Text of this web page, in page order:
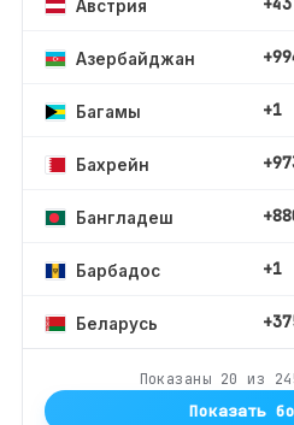
Австрия
Азербайджан
Багамы +1
Бахрейн
Бангладеш
Барбадос +1
Беларусь
Показаны 20 из
Показать